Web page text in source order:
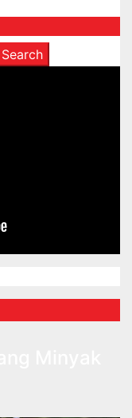
Search